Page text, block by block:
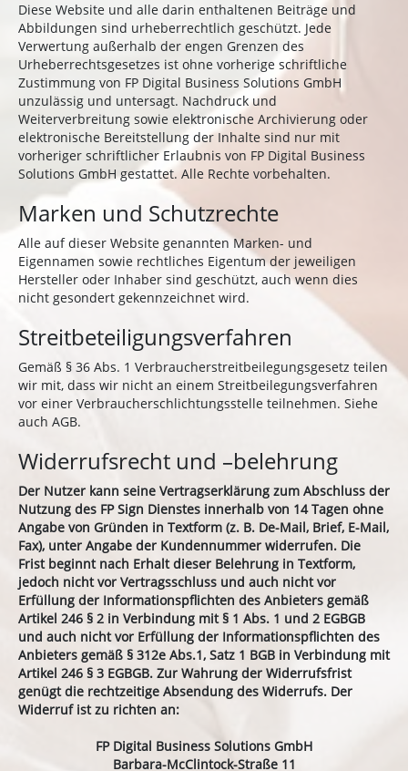
Diese Website und alle darin enthaltenen Beiträge und
Abbildungen sind urheberrechtlich geschützt. Jede
Verwertung außerhalb der engen Grenzen des
Urheberrechtsgesetzes ist ohne vorherige schriftliche
Zustimmung von FP Digital Business Solutions GmbH
unzulässig und untersagt. Nachdruck und
Weiterverbreitung sowie elektronische Archivierung oder
elektronische Bereitstellung der Inhalte sind nur mit
vorheriger schriftlicher Erlaubnis von FP Digital Business
Solutions GmbH gestattet. Alle Rechte vorbehalten.
Marken und Schutzrechte
Alle auf dieser Website genannten Marken- und
Eigennamen sowie rechtliches Eigentum der jeweiligen
Hersteller oder Inhaber sind geschützt, auch wenn dies
nicht gesondert gekennzeichnet wird.
Streitbeteiligungsverfahren
Gemäß § 36 Abs. 1 Verbraucherstreitbeilegungsgesetz teilen
wir mit, dass wir nicht an einem Streitbeilegungsverfahren
vor einer Verbraucherschlichtungsstelle teilnehmen. Siehe
auch AGB.
Widerrufsrecht und –belehrung
Der Nutzer kann seine Vertragserklärung zum Abschluss der
Nutzung des FP Sign Dienstes innerhalb von 14 Tagen ohne
Angabe von Gründen in Textform (z. B. De-Mail, Brief, E-Mail,
Fax), unter Angabe der Kundennummer widerrufen. Die
Frist beginnt nach Erhalt dieser Belehrung in Textform,
jedoch nicht vor Vertragsschluss und auch nicht vor
Erfüllung der Informationspflichten des Anbieters gemäß
Artikel 246 § 2 in Verbindung mit § 1 Abs. 1 und 2 EGBGB
und auch nicht vor Erfüllung der Informationspflichten des
Anbieters gemäß § 312e Abs.1, Satz 1 BGB in Verbindung mit
Artikel 246 § 3 EGBGB. Zur Wahrung der Widerrufsfrist
genügt die rechtzeitige Absendung des Widerrufs. Der
Widerruf ist zu richten an:
FP Digital Business Solutions GmbH
Barbara-McClintock-Straße 11